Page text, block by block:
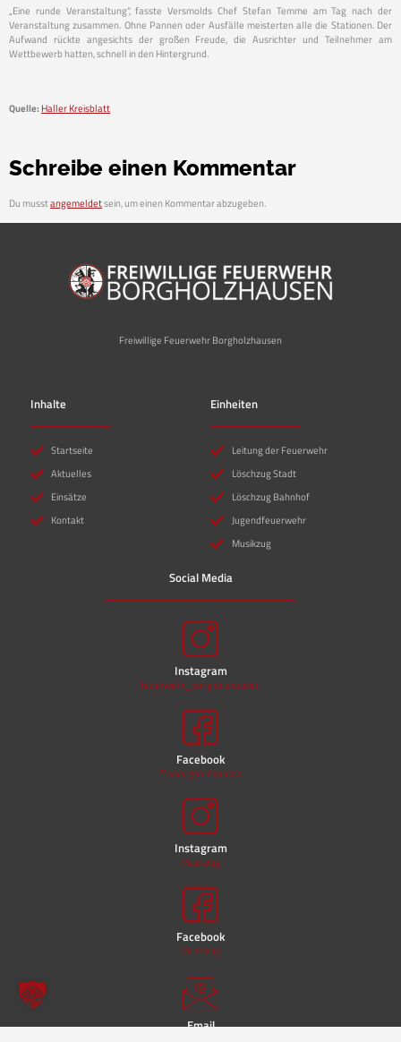
„Eine runde Veranstaltung“, fasste Versmolds Chef Stefan Temme am Tag nach der
Veranstaltung zusammen. Ohne Pannen oder Ausfälle meisterten alle die Stationen. Der
Aufwand rückte angesichts der großen Freude, die Ausrichter und Teilnehmer am
Wettbewerb hatten, schnell in den Hintergrund.
Quelle:Haller Kreisblatt
Schreibe einen Kommentar
Du musstangemeldetsein, um einen Kommentar abzugeben.
Freiwillige Feuerwehr Borgholzhausen
Inhalte
Startseite
Aktuelles
Einsätze
Kontakt
Einheiten
Leitung der Feuerwehr
Löschzug Stadt
Löschzug Bahnhof
Jugendfeuerwehr
Musikzug
Social Media
Instagram
feuerwehr_borgholzhausen
Facebook
ffwborgholzhausen
Instagram
Musikzug
Facebook
Musikzug
Email